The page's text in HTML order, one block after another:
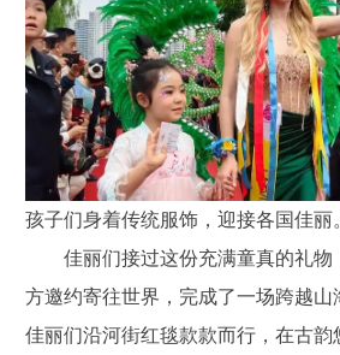
孩子们身着传统服饰，迎接各国佳丽
佳丽们接过这份充满童真的礼物
方邀约寄往世界，完成了一场跨越
佳丽们沿河街红毯款款而行，在古